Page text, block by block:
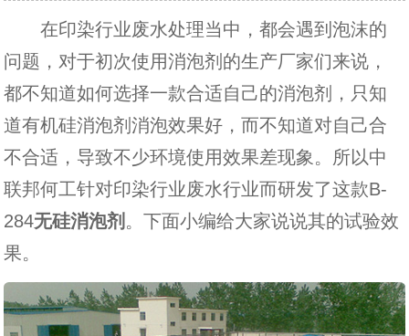
在印染行业废水处理当中，都会遇到泡沫的
问题，对于初次使用消泡剂的生产厂家们来说，
都不知道如何选择一款合适自己的消泡剂，只知
道有机硅消泡剂消泡效果好，而不知道对自己合
不合适，导致不少环境使用效果差现象。所以中
联邦何工针对印染行业废水行业而研发了这款B-
284无硅消泡剂 。下面小编给大家说说其的试验效
果。